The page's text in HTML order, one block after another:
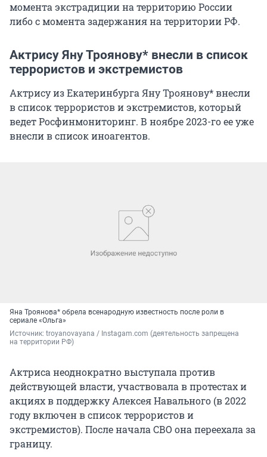
момента экстрадиции на территорию России
либо с момента задержания на территории РФ.
Актрису Яну Троянову* внесли в список
террористов и экстремистов
Актрису из Екатеринбурга Яну Троянову* внесли
в список террористов и экстремистов, который
ведет Росфинмониторинг. В ноябре 2023-го ее уже
внесли в список иноагентов.
Яна Троянова* обрела всенародную известность после роли в
сериале «Ольга»
Источник: troyanovayana / Instagam.com (деятельность запрещена
на территории РФ)
Актриса неоднократно выступала против
действующей власти, участвовала в протестах и
акциях в поддержку Алексея Навального (в 2022
году включен в список террористов и
экстремистов). После начала СВО она переехала за
границу.